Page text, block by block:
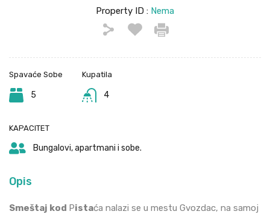
Property ID : Nema
Spavaće Sobe
5
Kupatila
4
KAPACITET
Bungalovi, apartmani i sobe.
Opis
Smeštaj kod Pistaća nalazi se u mestu Gvozdac, na samoj